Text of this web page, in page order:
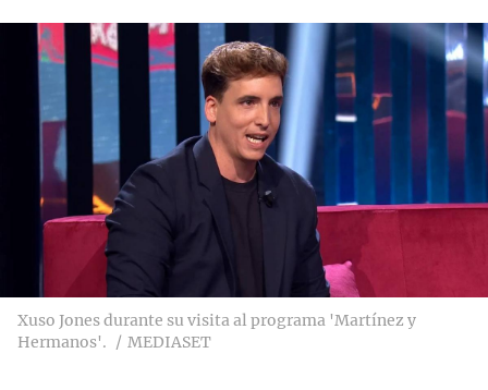
Xuso Jones durante su visita al programa 'Martínez y
Hermanos'.
MEDIASET